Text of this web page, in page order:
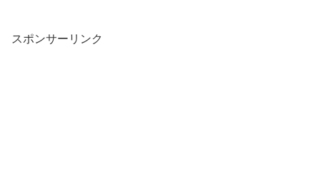
スポンサーリンク